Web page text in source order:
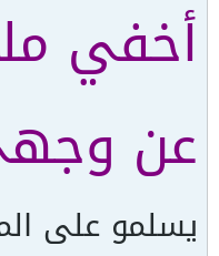
أخفي
عن
يسلمو على